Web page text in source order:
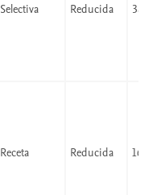
Selectiva Reducida 38,25
Receta Reducida 16,66